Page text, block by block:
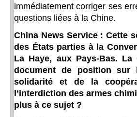
immédiatement corriger ses
questions liées à la Chine.
China News Service : Cette
des États parties à la
La Haye, aux Pays-Bas.
document de position sur
solidarité et de la
l’interdiction des armes
plus à ce sujet ?